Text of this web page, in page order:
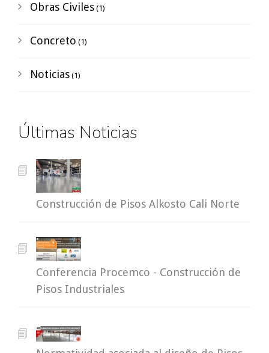
Obras Civiles (1)
Concreto (1)
Noticias (1)
Últimas Noticias
Construcción de Pisos Alkosto Cali Norte
Conferencia Procemco - Construcción de
Pisos Industriales